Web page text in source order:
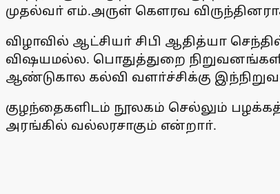
முதல்வா் எம்.அருள் கௌரவ
விழாவில் ஆட்சியா் சிபி ஆதித்யா
விஷயமல்ல. பொதுத்துறை
ஆண்டுகால கல்வி வளா்ச்சிக்கு
குழந்தைகளிடம் நூலகம் செல்லும்
அரங்கில் வல்லரசாகும் என்றாா்.